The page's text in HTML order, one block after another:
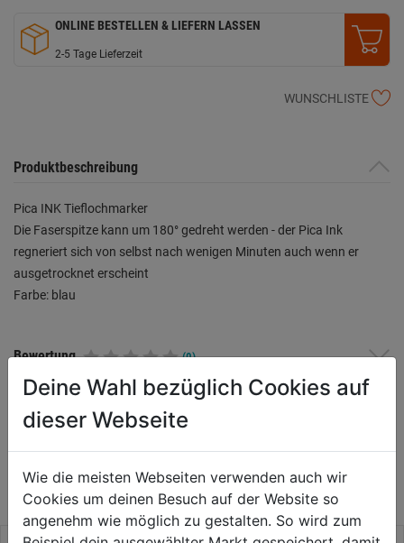
ONLINE BESTELLEN & LIEFERN LASSEN
2-5 Tage Lieferzeit
WUNSCHLISTE
Produktbeschreibung
Pica INK Tieflochmarker
Die Faserspitze kann um 180° gedreht werden - der Pica Ink
regneriert sich von selbst nach wenigen Minuten auch wenn er
ausgetrocknet erscheint
Farbe: blau
Bewertung (0)
KATEGORIE
Deine Wahl bezüglich Cookies auf
dieser Webseite
Wie die meisten Webseiten verwenden auch wir
Cookies um deinen Besuch auf der Website so
angenehm wie möglich zu gestalten. So wird zum